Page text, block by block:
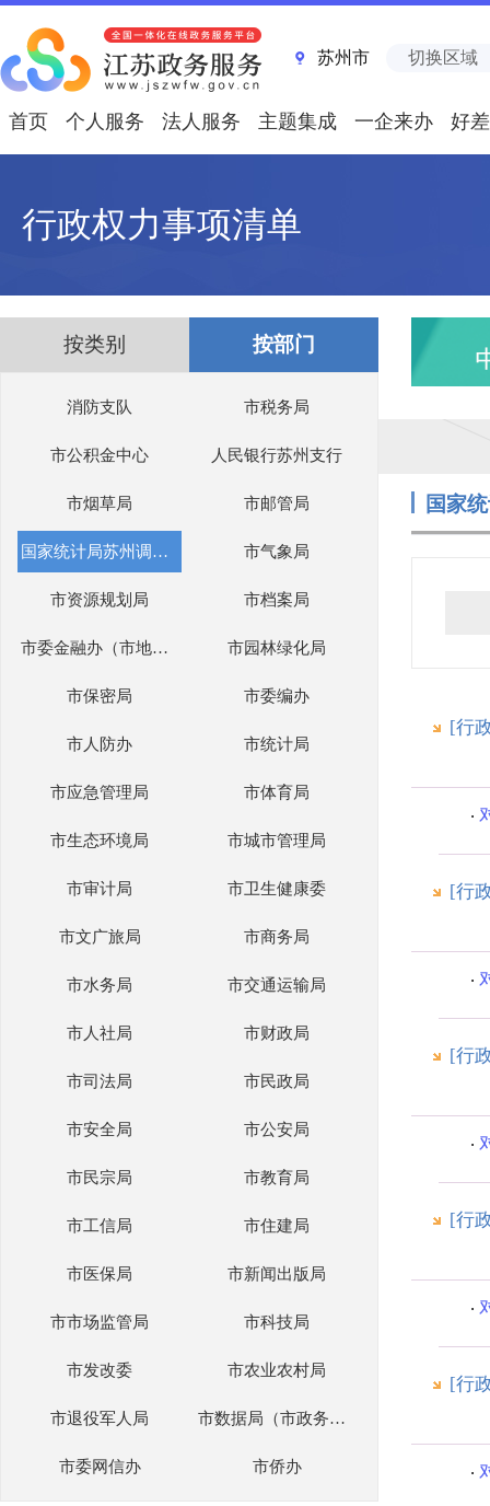
苏州市 切换区域
首页 个人服务 法人服务 主题集成 一企来办 好
行政权力事项清单
按类别 按部门
消防支队 市税务局
市公积金中心 人民银行苏州支行
市烟草局 市邮管局
国家统计局苏州调查队 市气象局
市资源规划局 市档案局
市委金融办（市地方金融管理局） 市园林绿化局
市保密局 市委编办
市人防办 市统计局
市应急管理局 市体育局
市生态环境局 市城市管理局
市审计局 市卫生健康委
市文广旅局 市商务局
市水务局 市交通运输局
市人社局 市财政局
市司法局 市民政局
市安全局 市公安局
市民宗局 市教育局
市工信局 市住建局
市医保局 市新闻出版局
市市场监管局 市科技局
市发改委 市农业农村局
市退役军人局 市数据局（市政务办）
市委网信办 市侨办
国家
[行
[行
[行
[行
[行